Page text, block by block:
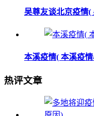
吴尊友谈北京疫情(
本溪疫情( 本溪疫
热评文章